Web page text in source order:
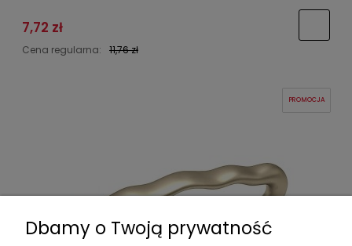
7,72 zł
Cena regularna: 11,76 zł
PROMOCJA
Dbamy o Twoją prywatność